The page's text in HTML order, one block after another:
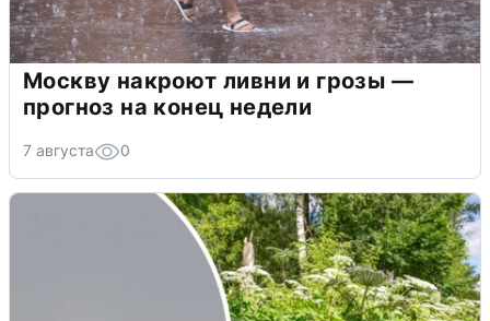
Москву накроют ливни и грозы —
прогноз на конец недели
7 августа 0